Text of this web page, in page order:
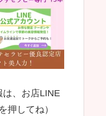
、お店LINE
押してね）